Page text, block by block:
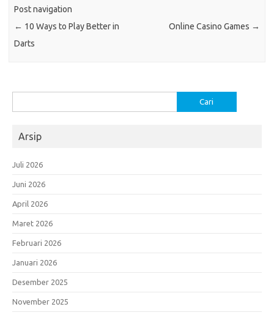
Post navigation
← 10 Ways to Play Better in
Darts
Online Casino Games →
untuk:
Arsip
Juli 2026
Juni 2026
April 2026
Maret 2026
Februari 2026
Januari 2026
Desember 2025
November 2025